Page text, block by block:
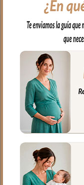
Saco universal
saquito apto para
de grupo cero de
Se compone de
La tapa del saco
mediante
tono, que puedes
quitar la tapa
para usar como
calor.
Para el tejido de